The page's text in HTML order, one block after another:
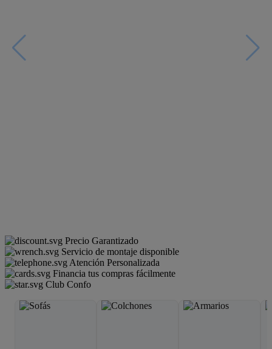
Precio Garantizado
Servicio de montaje disponible
Atención Personalizada
Financia tus compras fácilmente
Club Confo